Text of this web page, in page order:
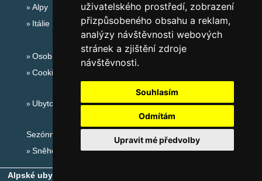
uživatelského prostředí, zobrazení
přizpůsobeného obsahu a reklam,
analýzy návštěvnosti webových
stránek a zjištění zdroje
návštěvnosti.
Souhlasím
Odmítám
Upravit mé předvolby
Alpy
Itálie
Osobní údaje
Cookies
Ubytování Alpy
Sezónní odkazy:
Sněhové zpravodajství
Alpské ubytování, alpské turistické oblasti, alpské ski areály